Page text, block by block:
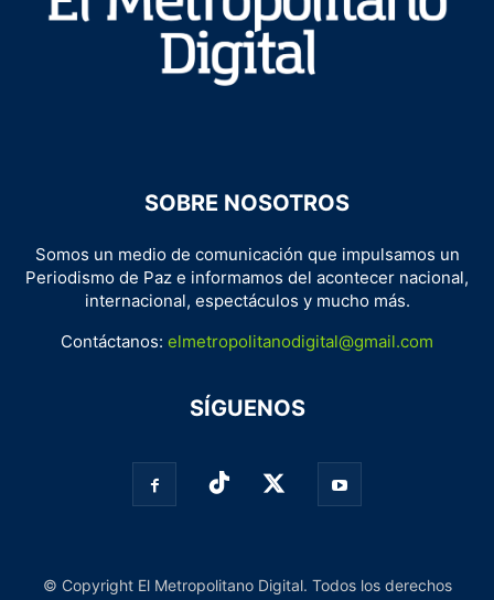
SOBRE NOSOTROS
Somos un medio de comunicación que impulsamos un
Periodismo de Paz e informamos del acontecer nacional,
internacional, espectáculos y mucho más.
Contáctanos: elmetropolitanodigital@gmail.com
SÍGUENOS
© Copyright El Metropolitano Digital. Todos los derechos